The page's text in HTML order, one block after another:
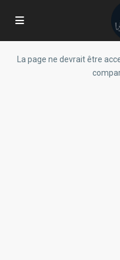
La page ne devrait être